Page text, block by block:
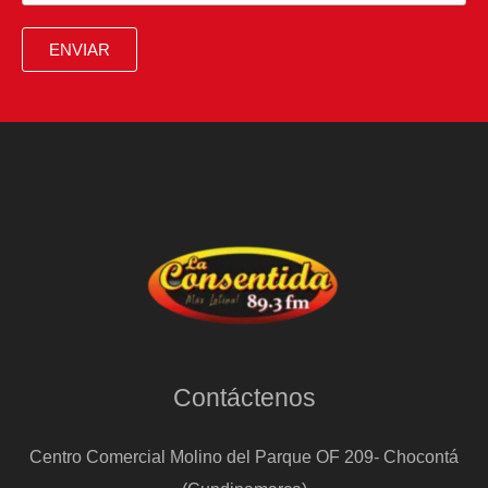
más
dos
ENVIAR
Contáctenos
Centro Comercial Molino del Parque OF 209- Chocontá